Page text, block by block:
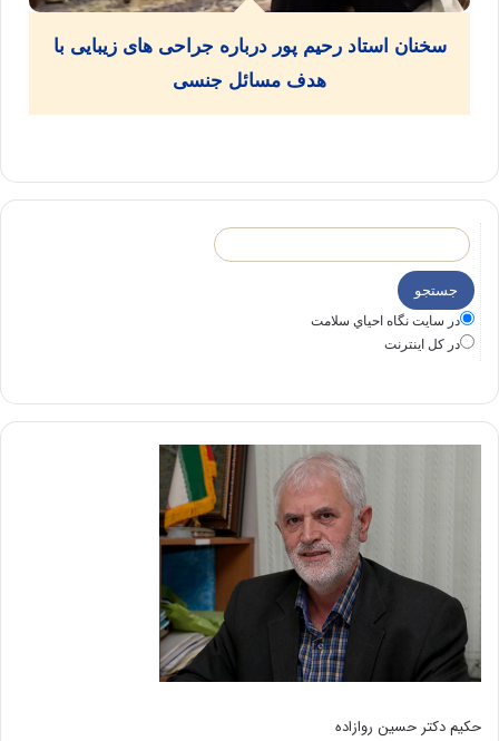
سخنان استاد رحیم پور درباره جراحی های زیبایی با
هدف مسائل جنسی
در سايت نگاه احياي سلامت
در كل اينترنت
حکیم دکتر حسین روازاده